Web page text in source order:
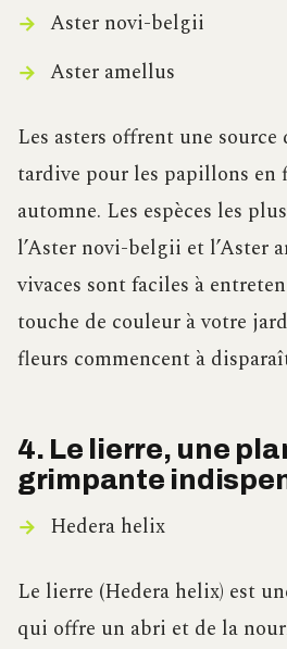
Aster novi-belgii
Aster amellus
Les asters offrent une
tardive pour les papillons en
automne. Les espèces les
l’Aster novi-belgii et l’Aster
vivaces sont faciles à
touche de couleur à votre
fleurs commencent à
4. Le lierre, une
grimpante
Hedera helix
Le lierre (Hedera helix) est
qui offre un abri et de la